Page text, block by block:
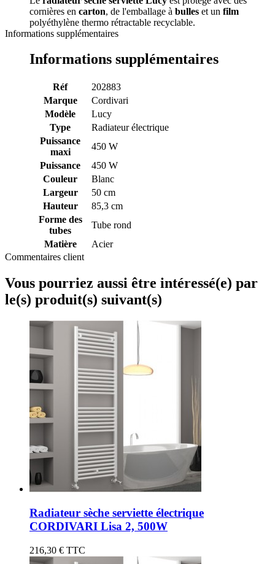
cornières en carton, de l'emballage à bulles et un film
polyéthylène thermo rétractable recyclable.
Informations supplémentaires
Informations supplémentaires
Réf
202883
Marque
Cordivari
Modèle
Lucy
Type
Radiateur électrique
Puissance
maxi
450 W
Puissance
450 W
Couleur
Blanc
Largeur
50 cm
Hauteur
85,3 cm
Forme des
tubes
Tube rond
Matière
Acier
Commentaires client
Vous pourriez aussi être intéressé(e) par
le(s) produit(s) suivant(s)
Radiateur sèche serviette électrique
CORDIVARI Lisa 2, 500W
216,30 € TTC